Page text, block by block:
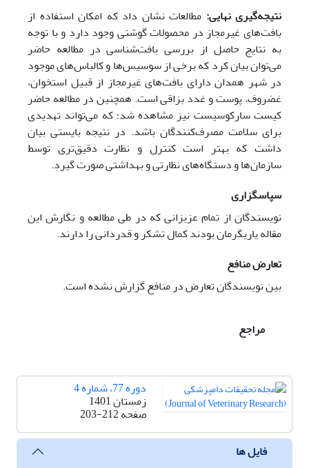
نتیجه‌گیری نهایی: مطالعات نشان داد که امکان استفاده از
بافت‌های غیرمجاز در محصولات گوشتی وجود دارد و با توجه
به نتایج حاصل از بررسی بافت‌شناسی در مطالعه حاضر
می‌توان بیان کرد که برخی از سوسیس‌ها و کالباس‌های موجود
در شهر همدان دارای بافت‌های غیرمجاز از قبیل استخوان،
غضروف، پوست و غدد بزاقی است. همچنین در مطالعه حاضر
کیست سارکوسیست نیز مشاهده شد؛ که می‌تواند تهدیدی
برای سلامت مصرف‌کنندگان باشد. در نتیجه بایستی بیان
داشت که بهتر است کنترل و نظارت دقیق‌تری توسط
سازمان‌ها و دستگاه‌های نظارتی و بهداشتی صورت گیرد.
سپاسگزاری
نویسندگان از تمام عزیزانی که در طی مطالعه و نگارش این
مقاله یاری­گرمان بودند کمال تشکر و قدردانی را دارند.
تعارض منافع
بین نویسندگان تعارض در منافع گزارش نشده است.
مراجع
دوره 77، شماره 4
زمستان 1401
صفحه203-212
فایل ها